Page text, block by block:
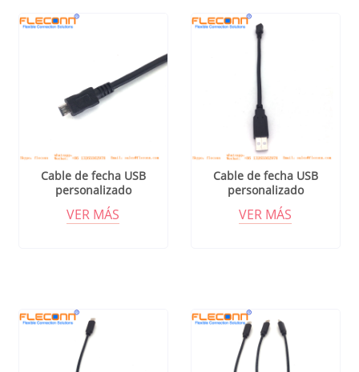
Cable de fecha USB
personalizado
VER MÁS
Cable de fecha USB
personalizado
VER MÁS